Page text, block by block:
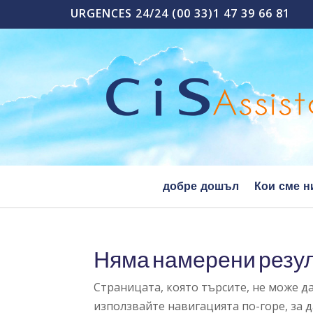
URGENCES 24/24 (00 33)1 47 39 66 81
добре дошъл Кои сме
Няма намерени
Страницата, която търсите, не може
използвайте навигацията по-горе, за